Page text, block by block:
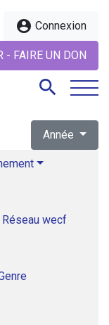
account_circle Connexion
- FAIRE UN DON
search
Année
Réseau wecf